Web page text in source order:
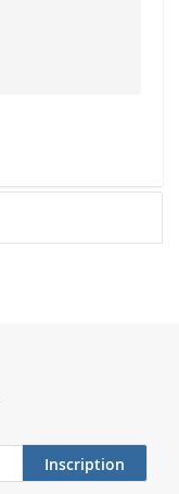
Inscription